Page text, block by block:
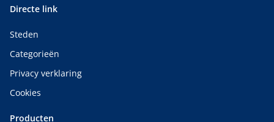
Directe link
Steden
Categorieën
Privacy verklaring
Cookies
Producten